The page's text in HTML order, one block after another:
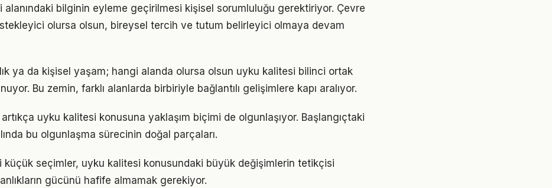
alanındaki bilginin eyleme geçirilmesi kişisel sorumluluğu gerektiriyor. Çevre
olursa olsun, bireysel tercih ve tutum belirleyici olmaya devam
ya da kişisel yaşam; hangi alanda olursa olsun uyku kalitesi bilinci ortak
Bu zemin, farklı alanlarda birbiriyle bağlantılı gelişimlere kapı aralıyor.
uyku kalitesi konusuna yaklaşım biçimi de olgunlaşıyor. Başlangıçtaki
bu olgunlaşma sürecinin doğal parçaları.
küçük seçimler, uyku kalitesi konusundaki büyük değişimlerin tetikçisi
gücünü hafife almamak gerekiyor.